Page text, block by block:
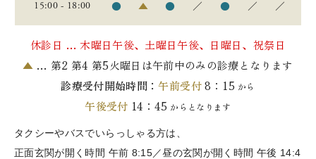
15:00 - 18:00 ● ▲ ● ／ ● ／ ／
休診日 … 木曜日午後、土曜日午後、日曜日、祝祭日
▲ … 第2 第4 第5火曜日は午前中のみの診療となります
診療受付開始時間：午前受付8：15 から
午後受付 14：45 からとなります
タクシーやバスでいらっしゃる方は、
正面玄関が開く時間 午前 8:15／昼の玄関が開く時間 午後 14:4